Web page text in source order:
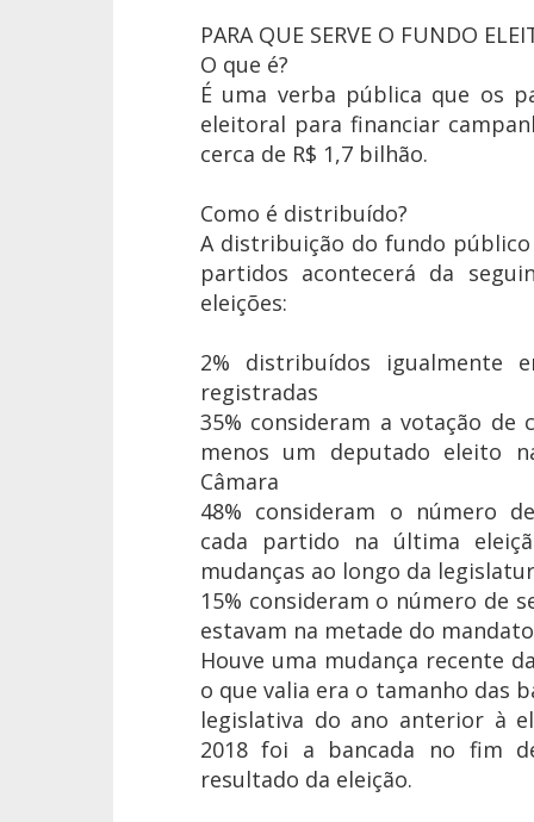
PARA QUE SERVE O FUNDO
O que é?
É uma verba pública que os
eleitoral para financiar
cerca de R$ 1,7 bilhão.
Como é distribuído?
A distribuição do fundo
partidos acontecerá da
eleições:
2% distribuídos igualmente
registradas
35% consideram a votação de
menos um deputado eleito
Câmara
48% consideram o número
cada partido na última
mudanças ao longo da
15% consideram o número de
estavam na metade do
Houve uma mudança recente
o que valia era o tamanho das
legislativa do ano anterior à
2018 foi a bancada no fim
resultado da eleição.